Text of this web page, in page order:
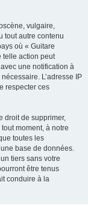
vulgaire,
tout autre contenu
où « Guitare
telle action peut
une notification à
L’adresse IP
respecter ces
droit de supprimer,
moment, à notre
toutes les
base de données.
tiers sans votre
être tenus
conduire à la